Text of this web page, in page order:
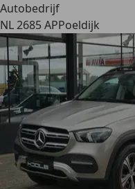
Autobedrijf
NL 2685 APPoeldijk